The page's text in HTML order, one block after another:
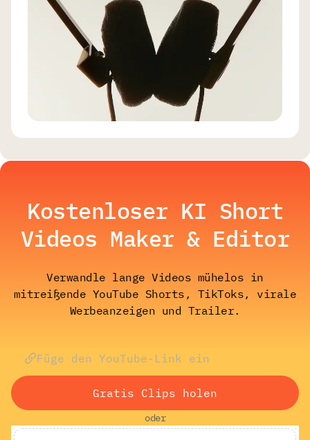
Kostenloser KI Short
Videos Maker & Editor
Verwandle lange Videos mühelos in
mitreißende YouTube Shorts, TikToks, virale
Werbeanzeigen und Trailer.
Gratis Clips holen
oder